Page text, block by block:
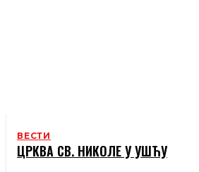
ВЕСТИ
ЦРКВА СВ. НИКОЛЕ У УШЋУ